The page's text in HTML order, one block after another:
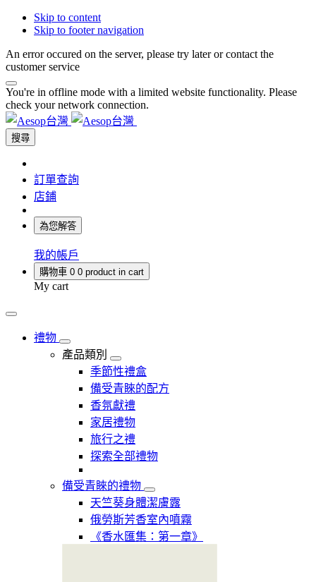
Skip to content
Skip to footer navigation
An error occured on the server, please try later or contact the
customer service
You're in offline mode with a limited website functionality. Please
check your network connection.
搜尋
訂單查詢
店鋪
為您解答
我的帳戶
購物車 0 0 product in cart
My cart
禮物
產品類別
季節性禮盒
備受青睞的配方
香氛獻禮
家居禮物
旅行之禮
探索全部禮物
備受青睞的禮物
天竺葵身體潔膚露
俄勞斯芳香室內噴霧
《香水匯集：第一章》​